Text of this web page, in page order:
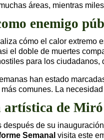
áreas, mientras
enemigo
cómo el calor extremo
el doble de muertes
para los
han estado
comunes. La
artística de Miró
después de su
Semanal visita este